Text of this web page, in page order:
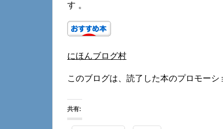
す 。
にほんブログ村
このブログは、読了した本のプロモー
共有: